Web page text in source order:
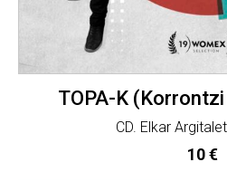
TOPA-K
CD. Elkar
10€